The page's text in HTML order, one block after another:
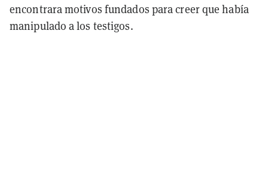
encontrara motivos fundados para creer que había
manipulado a los testigos.